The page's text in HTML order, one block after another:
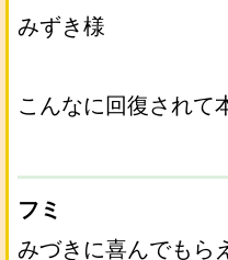
みずき様
こんなに回復されて
フミ
みづきに喜んでもら